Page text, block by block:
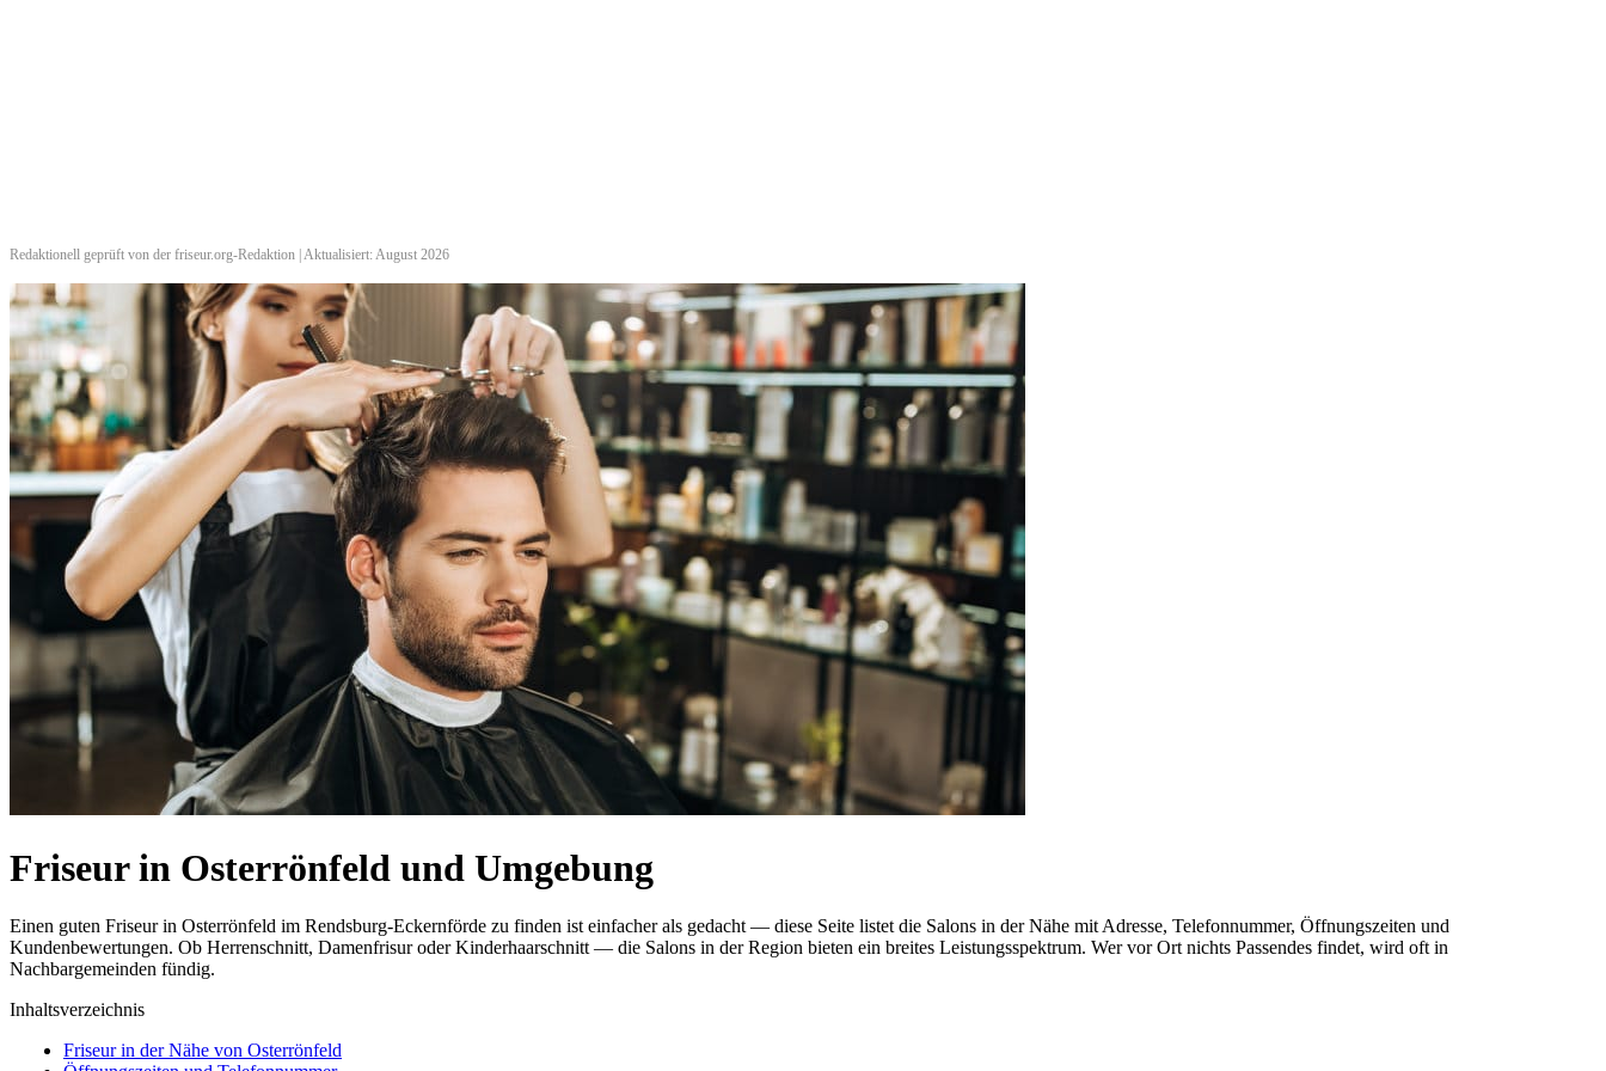
Redaktionell geprüft von der friseur.org-Redaktion | Aktualisiert: August 2026
Friseur in Osterrönfeld und Umgebung
Einen guten Friseur in Osterrönfeld im Rendsburg-Eckernförde zu finden ist einfacher als gedacht — diese Seite listet die Salons in der Nähe mit Adresse, Telefonnummer, Öffnungszeiten und
Kundenbewertungen. Ob Herrenschnitt, Damenfrisur oder Kinderhaarschnitt — die Salons in der Region bieten ein breites Leistungsspektrum. Wer vor Ort nichts Passendes findet, wird oft in
Nachbargemeinden fündig.
Inhaltsverzeichnis
Friseur in der Nähe von Osterrönfeld